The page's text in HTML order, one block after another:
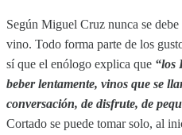
Según Miguel Cruz nunca se
vino. Todo forma parte de los
sí que el enólogo explica que “los
beber lentamente, vinos que se
conversación, de disfrute, de
Cortado se puede tomar solo, al